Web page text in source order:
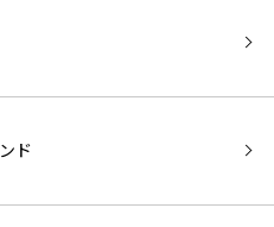
ド